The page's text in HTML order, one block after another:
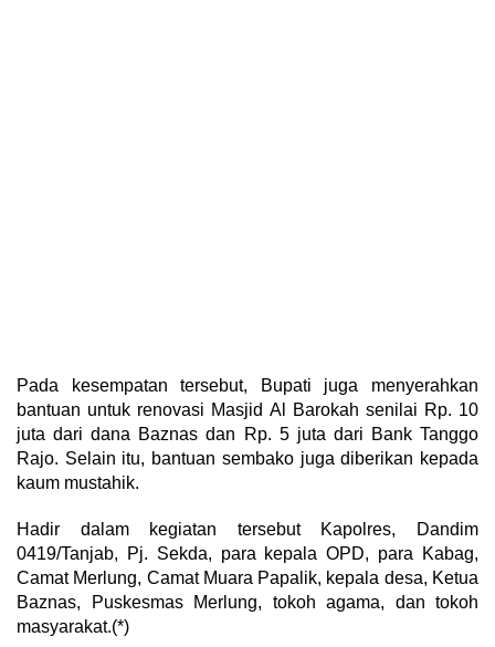
Pada kesempatan tersebut, Bupati juga menyerahkan
bantuan untuk renovasi Masjid Al Barokah senilai Rp. 10
juta dari dana Baznas dan Rp. 5 juta dari Bank Tanggo
Rajo. Selain itu, bantuan sembako juga diberikan kepada
kaum mustahik.
Hadir dalam kegiatan tersebut Kapolres, Dandim
0419/Tanjab, Pj. Sekda, para kepala OPD, para Kabag,
Camat Merlung, Camat Muara Papalik, kepala desa, Ketua
Baznas, Puskesmas Merlung, tokoh agama, dan tokoh
masyarakat.(*)